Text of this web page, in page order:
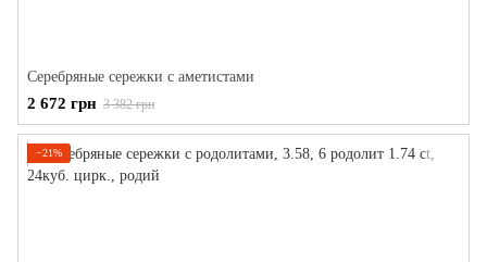
Серебряные сережки с аметистами
2 672 грн 3 382 грн
−21%